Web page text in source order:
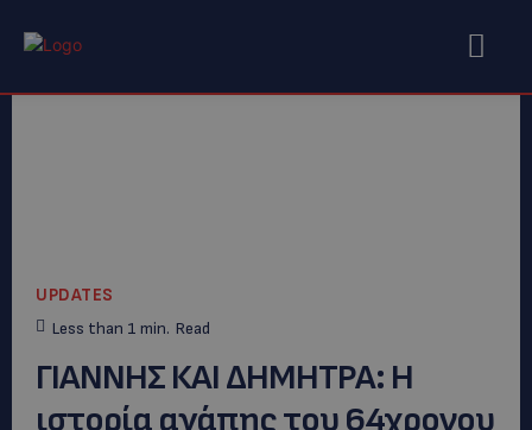
UPDATES
Less than 1 min. Read
ΓΙΑΝΝΗΣ ΚΑΙ ΔΗΜΗΤΡΑ: Η
ιστορία αγάπης του 64χρονου